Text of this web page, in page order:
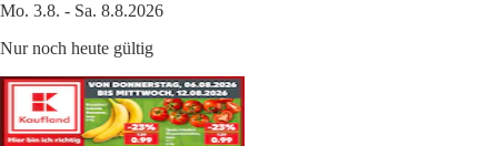
Mo. 3.8. - Sa. 8.8.2026
Nur noch heute gültig